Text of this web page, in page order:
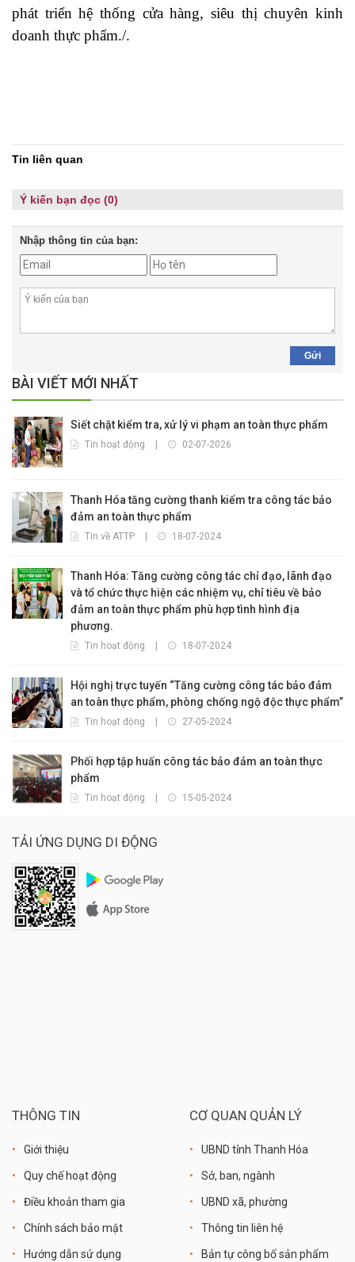
phát triển hệ thống cửa hàng, siêu thị chuyên kinh
doanh thực phẩm./.
Tin liên quan
Ý kiến bạn đọc (0)
Nhập thông tin của bạn:
Gửi
BÀI VIẾT MỚI NHẤT
Siết chặt kiểm tra, xử lý vi phạm an toàn thực phẩm
Tin hoạt động 02-07-2026
Thanh Hóa tăng cường thanh kiểm tra công tác bảo
đảm an toàn thực phẩm
Tin về ATTP 18-07-2024
Thanh Hóa: Tăng cường công tác chỉ đạo, lãnh đạo
và tổ chức thực hiện các nhiệm vụ, chỉ tiêu về bảo
đảm an toàn thực phẩm phù hợp tình hình địa
phương.
Tin hoạt động 18-07-2024
Hội nghị trực tuyến “Tăng cường công tác bảo đảm
an toàn thực phẩm, phòng chống ngộ độc thực phẩm”
Tin hoạt động 27-05-2024
Phối hợp tập huấn công tác bảo đảm an toàn thực
phẩm
Tin hoạt động 15-05-2024
TẢI ỨNG DỤNG DI ĐỘNG
THÔNG TIN
Giới thiệu
Quy chế hoạt động
Điều khoản tham gia
Chính sách bảo mật
Hướng dẫn sử dụng
CƠ QUAN QUẢN LÝ
UBND tỉnh Thanh Hóa
Sở, ban, ngành
UBND xã, phường
Thông tin liên hệ
Bản tự công bố sản phẩm